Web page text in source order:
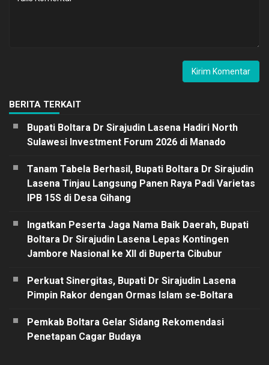
BERITA TERKAIT
Bupati Boltara Dr Sirajudin Lasena Hadiri North
Sulawesi Investment Forum 2026 di Manado
Tanam Tabela Berhasil, Bupati Boltara Dr Sirajudin
Lasena Tinjau Langsung Panen Raya Padi Varietas
IPB 15S di Desa Gihang
Ingatkan Peserta Jaga Nama Baik Daerah, Bupati
Boltara Dr Sirajudin Lasena Lepas Kontingen
Jambore Nasional ke XII di Buperta Cibubur
Perkuat Sinergitas, Bupati Dr Sirajudin Lasena
Pimpin Rakor dengan Ormas Islam se-Boltara
Pemkab Boltara Gelar Sidang Rekomendasi
Penetapan Cagar Budaya